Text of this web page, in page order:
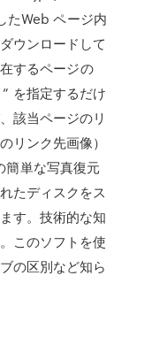
たWeb ページ内
ウンロードして
するページの
を指定するだけ
該当ページのリ
リンク先画像）
単な写真復元
たディスクをス
す。技術的な知
このソフトを使
の区別など知ら